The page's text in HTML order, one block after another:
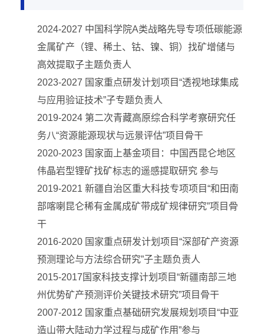
2024-2027 中国科学院A类战略先导专项低碳能源
金属矿产（锂、稀土、钴、镍、铜）找矿增储与
高效提取子主题负责人
2023-2027 国家重点研发计划项目“透视地球集成
与应用验证技术”子专题负责人
2019-2024 第二次青藏高原综合科学考察研究任
务八“资源能源现状与远景评估”项目骨干
2020-2023 国家面上基金项目：中国西昆仑地区
伟晶岩型锂矿找矿标志的遥感提取研究 参与
2019-2021 新疆自治区重大科技专项项目“和田南
部喀喇昆仑稀有金属成矿带成矿规律研究”项目骨
干
2016-2020 国家重点研发计划项目“深部矿产资源
预测理论与方法综合研究”子主题负责人
2015-2017国家科技支撑计划项目“新疆南部三地
州优势矿产预测评价关键技术研究”项目骨干
2007-2012 国家重点基础研究发展规划项目“中亚
造山带大陆动力学过程与成矿作用”参与